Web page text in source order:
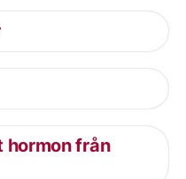
hormon från